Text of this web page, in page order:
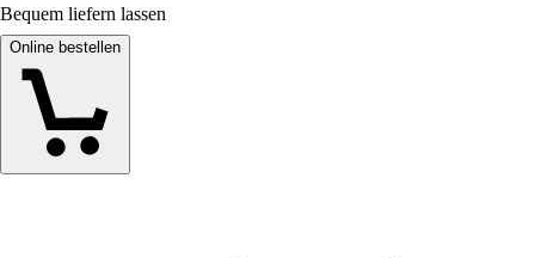
Bequem liefern lassen
Online bestellen